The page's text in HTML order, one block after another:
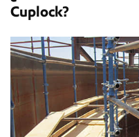
Cuplock?